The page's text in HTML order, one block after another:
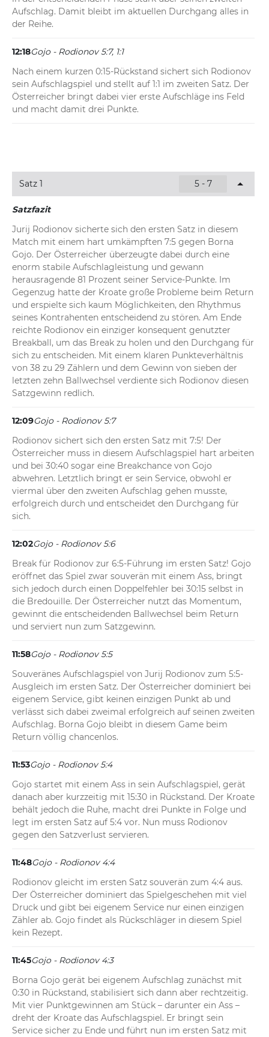
Aufschlag. Damit bleibt im aktuellen Durchgang alles in
der Reihe.
12:18Gojo - Rodionov 5:7, 1:1
Nach einem kurzen 0:15-Rückstand sichert sich Rodionov
sein Aufschlagspiel und stellt auf 1:1 im zweiten Satz. Der
Österreicher bringt dabei vier erste Aufschläge ins Feld
und macht damit drei Punkte.
Satz und bringt sein Auftakt-Service zum 1:0 durch. Nach
dem knappen Satzverlust im ersten Durchgang wird es
beim 30:30 kurz eng, doch der Kroate sichert sich die
beiden darauffolgenden Ballwechsel. Insgesamt gewinnt
Service und hält Rodionov auf Distanz.
Satz 1 5 - 7
Satzfazit
Jurij Rodionov sicherte sich den ersten Satz in diesem
Match mit einem hart umkämpften 7:5 gegen Borna
Gojo. Der Österreicher überzeugte dabei durch eine
enorm stabile Aufschlagleistung und gewann
herausragende 81 Prozent seiner Service-Punkte. Im
Gegenzug hatte der Kroate große Probleme beim Return
und erspielte sich kaum Möglichkeiten, den Rhythmus
seines Kontrahenten entscheidend zu stören. Am Ende
reichte Rodionov ein einziger konsequent genutzter
Breakball, um das Break zu holen und den Durchgang für
sich zu entscheiden. Mit einem klaren Punkteverhältnis
von 38 zu 29 Zählern und dem Gewinn von sieben der
letzten zehn Ballwechsel verdiente sich Rodionov diesen
Satzgewinn redlich.
12:09Gojo - Rodionov 5:7
Rodionov sichert sich den ersten Satz mit 7:5! Der
Österreicher muss in diesem Aufschlagspiel hart arbeiten
und bei 30:40 sogar eine Breakchance von Gojo
abwehren. Letztlich bringt er sein Service, obwohl er
viermal über den zweiten Aufschlag gehen musste,
erfolgreich durch und entscheidet den Durchgang für
sich.
12:02Gojo - Rodionov 5:6
Break für Rodionov zur 6:5-Führung im ersten Satz! Gojo
eröffnet das Spiel zwar souverän mit einem Ass, bringt
sich jedoch durch einen Doppelfehler bei 30:15 selbst in
die Bredouille. Der Österreicher nutzt das Momentum,
gewinnt die entscheidenden Ballwechsel beim Return
und serviert nun zum Satzgewinn.
11:58Gojo - Rodionov 5:5
Souveränes Aufschlagspiel von Jurij Rodionov zum 5:5-
Ausgleich im ersten Satz. Der Österreicher dominiert bei
eigenem Service, gibt keinen einzigen Punkt ab und
verlässt sich dabei zweimal erfolgreich auf seinen zweiten
Aufschlag. Borna Gojo bleibt in diesem Game beim
Return völlig chancenlos.
11:53Gojo - Rodionov 5:4
Gojo startet mit einem Ass in sein Aufschlagspiel, gerät
danach aber kurzzeitig mit 15:30 in Rückstand. Der Kroate
behält jedoch die Ruhe, macht drei Punkte in Folge und
legt im ersten Satz auf 5:4 vor. Nun muss Rodionov
gegen den Satzverlust servieren.
11:48Gojo - Rodionov 4:4
Rodionov gleicht im ersten Satz souverän zum 4:4 aus.
Der Österreicher dominiert das Spielgeschehen mit viel
Druck und gibt bei eigenem Service nur einen einzigen
Zähler ab. Gojo findet als Rückschläger in diesem Spiel
kein Rezept.
11:45Gojo - Rodionov 4:3
Borna Gojo gerät bei eigenem Aufschlag zunächst mit
0:30 in Rückstand, stabilisiert sich dann aber rechtzeitig.
Mit vier Punktgewinnen am Stück – darunter ein Ass –
dreht der Kroate das Aufschlagspiel. Er bringt sein
Service sicher zu Ende und führt nun im ersten Satz mit